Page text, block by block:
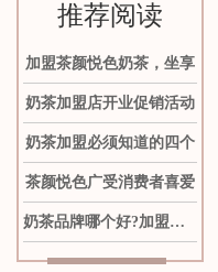
推荐阅读
加盟茶颜悦色奶茶，坐享
奶茶加盟店开业促销活动
奶茶加盟必须知道的四个
茶颜悦色广受消费者喜爱
奶茶品牌哪个好?加盟茶颜